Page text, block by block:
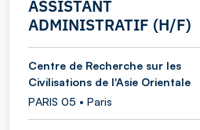
ASSISTANT
ADMINISTRATIF (H/F)
Centre de Recherche sur les
Civilisations de l'Asie Orientale
PARIS 05 • Paris